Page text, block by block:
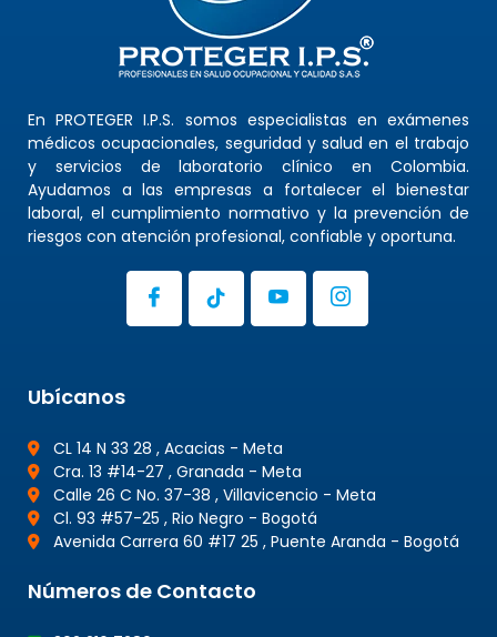
En PROTEGER I.P.S. somos especialistas en exámenes
médicos ocupacionales, seguridad y salud en el trabajo
y servicios de laboratorio clínico en Colombia.
Ayudamos a las empresas a fortalecer el bienestar
laboral, el cumplimiento normativo y la prevención de
riesgos con atención profesional, confiable y oportuna.
Ubícanos
CL 14 N 33 28 , Acacias - Meta
Cra. 13 #14-27 , Granada - Meta
Calle 26 C No. 37-38 , Villavicencio - Meta
Cl. 93 #57-25 , Rio Negro - Bogotá
Avenida Carrera 60 #17 25 , Puente Aranda - Bogotá
Números de Contacto